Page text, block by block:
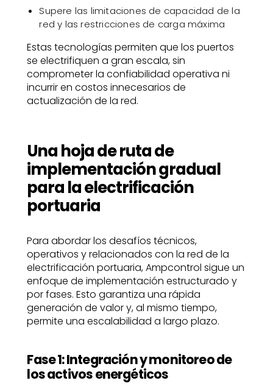
Supere las limitaciones de capacidad de la
red y las restricciones de carga máxima
Estas tecnologías permiten que los puertos
se electrifiquen a gran escala, sin
comprometer la confiabilidad operativa ni
incurrir en costos innecesarios de
actualización de la red.
Una hoja de ruta de
implementación gradual
para la electrificación
portuaria
Para abordar los desafíos técnicos,
operativos y relacionados con la red de la
electrificación portuaria, Ampcontrol sigue un
enfoque de implementación estructurado y
por fases. Esto garantiza una rápida
generación de valor y, al mismo tiempo,
permite una escalabilidad a largo plazo.
Fase 1: Integración y monitoreo de
los activos energéticos